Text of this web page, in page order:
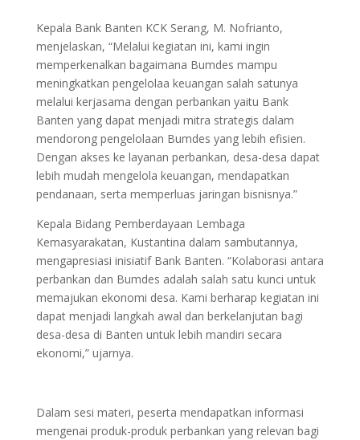
Kepala Bank Banten KCK Serang, M. Nofrianto,
menjelaskan, “Melalui kegiatan ini, kami ingin
memperkenalkan bagaimana Bumdes mampu
meningkatkan pengelolaa keuangan salah satunya
melalui kerjasama dengan perbankan yaitu Bank
Banten yang dapat menjadi mitra strategis dalam
mendorong pengelolaan Bumdes yang lebih efisien.
Dengan akses ke layanan perbankan, desa-desa dapat
lebih mudah mengelola keuangan, mendapatkan
pendanaan, serta memperluas jaringan bisnisnya.”
Kepala Bidang Pemberdayaan Lembaga
Kemasyarakatan, Kustantina dalam sambutannya,
mengapresiasi inisiatif Bank Banten. “Kolaborasi antara
perbankan dan Bumdes adalah salah satu kunci untuk
memajukan ekonomi desa. Kami berharap kegiatan ini
dapat menjadi langkah awal dan berkelanjutan bagi
desa-desa di Banten untuk lebih mandiri secara
ekonomi,” ujarnya.
Dalam sesi materi, peserta mendapatkan informasi
mengenai produk-produk perbankan yang relevan bagi